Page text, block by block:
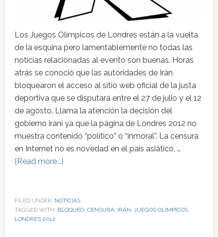
Los Juegos Olímpicos de Londres están a la vuelta
de la esquina pero lamentablemente no todas las
noticias relacionadas al evento son buenas. Horas
atrás se conoció que las autoridades de Irán
bloquearon el acceso al sitio web oficial de la justa
deportiva que se disputará entre el 27 de julio y el 12
de agosto. Llama la atención la decisión del
gobierno iraní ya que la página de Londres 2012 no
muestra contenido “político” o “inmoral”. La censura
en Internet no es novedad en el país asiático, …
[Read more...]
FILED UNDER: NOTICIAS
TAGGED WITH: BLOQUEO, CENSURA, IRÁN, JUEGOS OLÍMPICOS,
LONDRES 2012